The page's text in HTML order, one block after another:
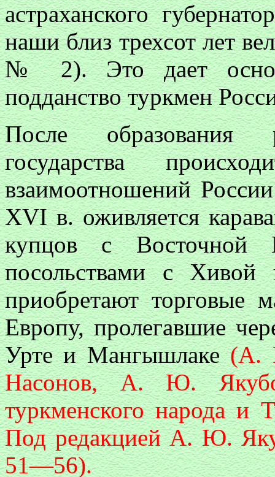
астраханского
наши близ трехсот лет
№ 2). Это дает
подданство туркмен
После образования
государства
взаимоотношений
XVI в. оживляется
купцов с Восточной
посольствами с Хивой
приобретают торговые
Европу, пролегавшие
Урте и Мангышлаке(А.
Насонов, А. Ю.
туркменского народа
Под редакцией А. Ю.
51—56).